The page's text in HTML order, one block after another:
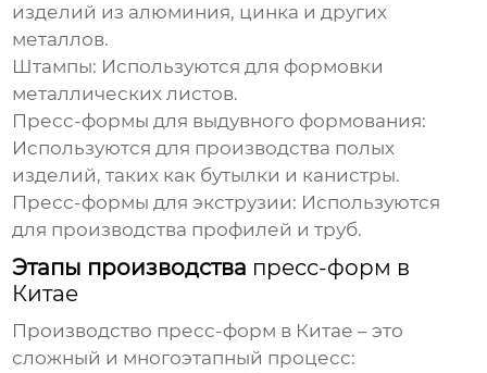
изделий из алюминия, цинка и других
металлов.
Штампы: Используются для формовки
металлических листов.
Пресс-формы для выдувного формования:
Используются для производства полых
изделий, таких как бутылки и канистры.
Пресс-формы для экструзии: Используются
для производства профилей и труб.
Этапы производства пресс-форм в
Китае
Производство пресс-форм в Китае – это
сложный и многоэтапный процесс: